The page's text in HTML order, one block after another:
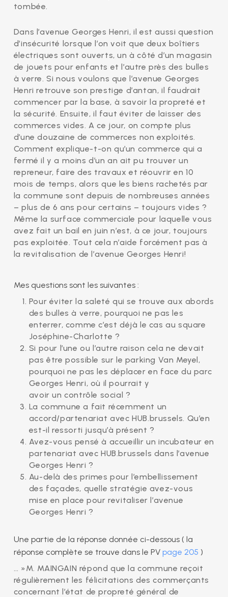
tombée.
Dans l’avenue Georges Henri, il est aussi question
d’insécurité lorsque l’on voit que deux boîtiers
électriques sont ouverts, un à côté d’un magasin
de jouets pour enfants et l’autre près des bulles
à verre. Si nous voulons que l’avenue Georges
Henri retrouve son prestige d’antan, il faudrait
commencer par la base, à savoir la propreté et
la sécurité. Ensuite, il faut éviter de laisser des
commerces vides. A ce jour, on compte plus
d’une douzaine de commerces non exploités.
Comment explique-t-on qu’un commerce qui a
fermé il y a moins d’un an ait pu trouver un
repreneur, faire des travaux et réouvrir en 10
mois de temps, alors que les biens rachetés par
la commune sont depuis de nombreuses années
– plus de 6 ans pour certains – toujours vides ?
Même la surface commerciale pour laquelle vous
avez fait un bail en juin n’est, à ce jour, toujours
pas exploitée. Tout cela n’aide forcément pas à
la revitalisation de l’avenue Georges Henri!
Mes questions sont les suivantes :
Pour éviter la saleté qui se trouve aux abords
des bulles à verre, pourquoi ne pas les
enterrer, comme c’est déjà le cas au square
Joséphine-Charlotte ?
Si pour l’une ou l’autre raison cela ne devait
pas être possible sur le parking Van Meyel,
pourquoi ne pas les déplacer en face du parc
Georges Henri, où il pourrait y
avoir un contrôle social ?
La commune a fait récemment un
accord/partenariat avec HUB.brussels. Qu’en
est-il ressorti jusqu’à présent ?
Avez-vous pensé à accueillir un incubateur en
partenariat avec HUB.brussels dans l’avenue
Georges Henri ?
Au-delà des primes pour l’embellissement
des façades, quelle stratégie avez-vous
mise en place pour revitaliser l’avenue
Georges Henri ?
Une partie de la réponse donnée ci-dessous ( la
réponse complète se trouve dans le PV page 205 )
… »M. MAINGAIN répond que la commune reçoit
régulièrement les félicitations des commerçants
concernant l’état de propreté général de